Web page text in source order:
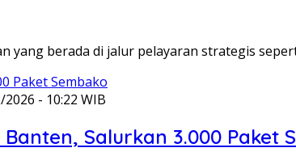
yang berada di jalur pelayaran strategis
- 10:22 WIB
Salurkan 3.000 Paket